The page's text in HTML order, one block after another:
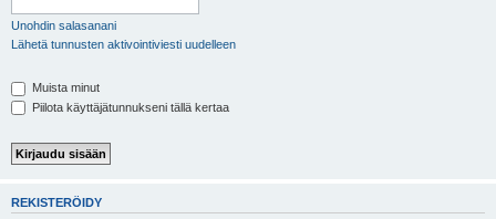
Unohdin salasanani
Lähetä tunnusten aktivointiviesti uudelleen
Muista minut
Piilota käyttäjätunnukseni tällä kertaa
REKISTERÖIDY